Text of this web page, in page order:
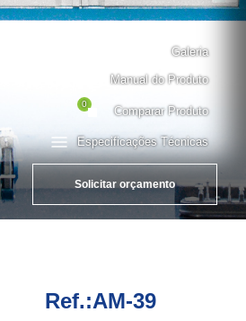
Especificações Técnicas
Galeria
Manual do Produto
0 Comparar Produto
Solicitar orçamento
Ref.:AM-39